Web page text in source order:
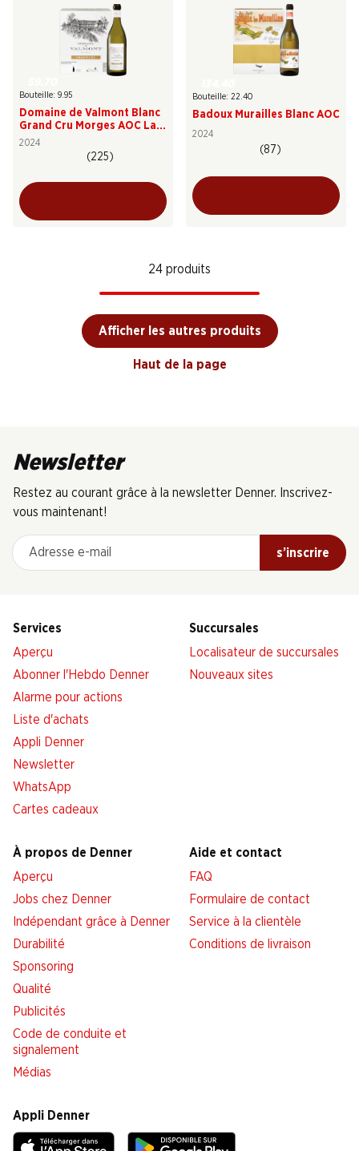
Bouteille: 9.95
Domaine de Valmont Blanc
Grand Cru Morges AOC La
Côte
2024
(225)
Bouteille: 22.40
Badoux Murailles Blanc AOC
2024
(87)
24 produits
Afficher les autres produits
Haut de la page
Newsletter
Restez au courant grâce à la newsletter Denner. Inscrivez-
vous maintenant!
Adresse e-mail
s’inscrire
Services
Aperçu
Abonner l'Hebdo Denner
Alarme pour actions
Liste d'achats
Appli Denner
Newsletter
WhatsApp
Cartes cadeaux
Succursales
Localisateur de succursales
Nouveaux sites
À propos de Denner
Aperçu
Jobs chez Denner
Indépendant grâce à Denner
Durabilité
Sponsoring
Qualité
Publicités
Code de conduite et
signalement
Médias
Aide et contact
FAQ
Formulaire de contact
Service à la clientèle
Conditions de livraison
Appli Denner